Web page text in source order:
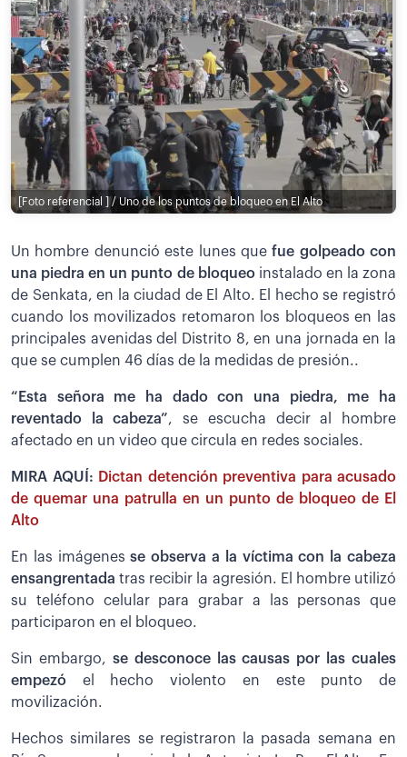
[Foto referencial ] / Uno de los puntos de bloqueo en El Alto
Un hombre denunció este lunes quefue golpeado con
una piedra en un punto de bloqueo instalado en la zona
de Senkata, en la ciudad de El Alto. El hecho se registró
cuando los movilizados retomaron los bloqueos en las
principales avenidas del Distrito 8, en una jornada en la
que se cumplen 46 días de la medidas de presión..
“Esta señora me ha dado con una piedra, me ha
reventado la cabeza”, se escucha decir al hombre
afectado en un video que circula en redes sociales.
MIRA AQUÍ: Dictan detención preventiva para acusado
de quemar una patrulla en un punto de bloqueo de El
Alto
En las imágenesse observa a la víctima con la cabeza
ensangrentada tras recibir la agresión. El hombre utilizó
su teléfono celular para grabar a las personas que
participaron en el bloqueo.
Sin embargo, se desconoce las causas por las cuales
empezó el hecho violento en este punto de
movilización.
Hechos similares se registraron la pasada semana en